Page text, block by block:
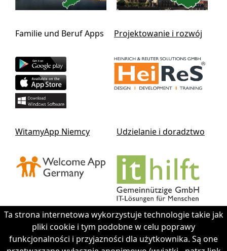
Ta strona internetowa wykorzystuje technologie takie jak
pliki cookie i tym podobne w celu poprawy
funkcjonalności i przyjazności dla użytkownika. Są one
Familie und Beruf Apps Projektowanie i rozwój
WitamyApp Niemcy Udzielanie i doradztwo
Contact IThilft gGmbH